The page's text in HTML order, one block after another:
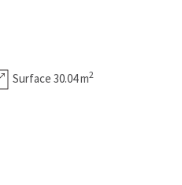
Surface 30.04 m2